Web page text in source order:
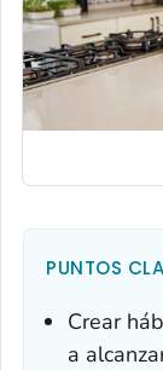
PUNTOS
Crear
a